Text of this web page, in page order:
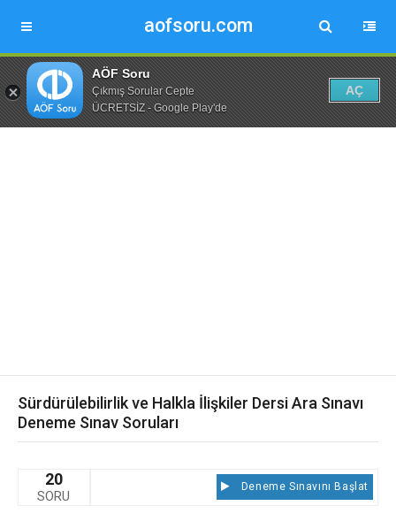
aofsoru.com
AÖF Soru
Çıkmış Sorular Cepte
ÜCRETSİZ - Google Play'de
AÇ
Sürdürülebilirlik ve Halkla İlişkiler Dersi Ara Sınavı
Deneme Sınav Soruları
20
SORU
Deneme Sınavını Başlat